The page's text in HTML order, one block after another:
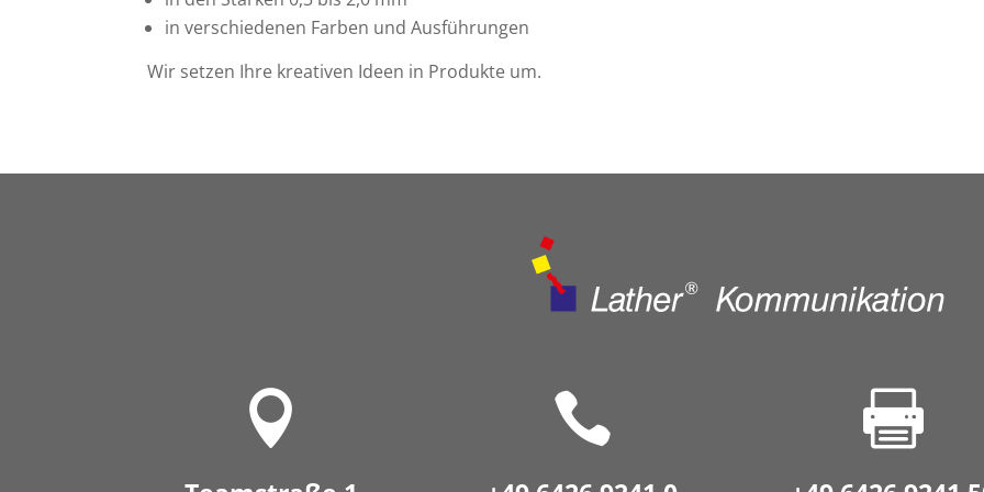
in verschiedenen Farben und Ausführungen
Wir setzen Ihre kreativen Ideen in Produkte um.
  